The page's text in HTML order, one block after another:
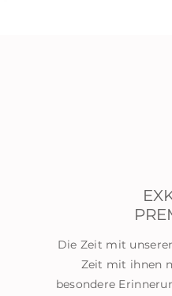
Die Zeit mit
Zeit mit ihnen
besondere